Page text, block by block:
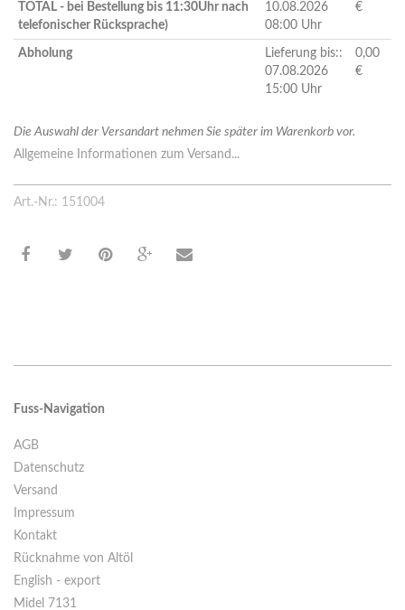
TOTAL - bei Bestellung bis 11:30Uhr nach
telefonischer Rücksprache)
10.08.2026
08:00 Uhr
€
Abholung
Lieferung bis::
07.08.2026
15:00 Uhr
0,00
€
Die Auswahl der Versandart nehmen Sie später im Warenkorb vor.
Allgemeine Informationen zum Versand...
Art.-Nr.: 151004
Fuss-Navigation
AGB
Datenschutz
Versand
Impressum
Kontakt
Rücknahme von Altöl
English - export
Midel 7131